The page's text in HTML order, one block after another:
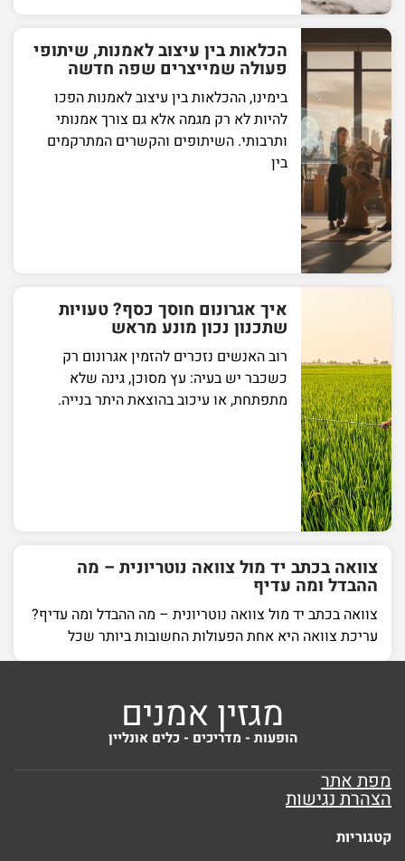
הכלאות בין עיצוב לאמנות, שיתופי
פעולה שמייצרים שפה חדשה
בימינו, ההכלאות בין עיצוב לאמנות הפכו
להיות לא רק מגמה אלא גם צורך אמנותי
ותרבותי. השיתופים והקשרים המתרקמים
בין
איך אגרונום חוסך כסף? טעויות
שתכנון נכון מונע מראש
רוב האנשים נזכרים להזמין אגרונום רק
כשכבר יש בעיה: עץ מסוכן, גינה שלא
מתפתחת, או עיכוב בהוצאת היתר בנייה.
צוואה בכתב יד מול צוואה נוטריונית – מה
ההבדל ומה עדיף
צוואה בכתב יד מול צוואה נוטריונית – מה ההבדל ומה עדיף?
עריכת צוואה היא אחת הפעולות החשובות ביותר שכל
מגזין אמנים
הופעות - מדריכים - כלים אונליין
מפת אתר
הצהרת נגישות
קטגוריות